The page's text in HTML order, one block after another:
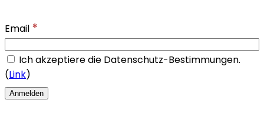
Email *
Ich akzeptiere die Datenschutz-Bestimmungen.
(Link)